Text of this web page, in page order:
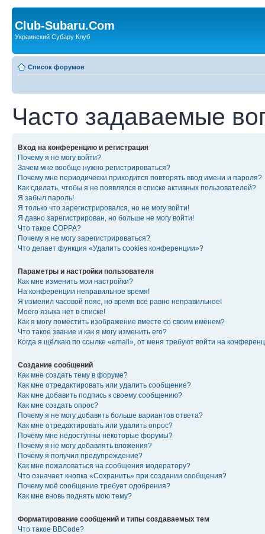
Club-Subaru.Com
Украинский Субару Клуб
Список форумов
Часто задаваемые
Вход на конференцию и регистрация
Почему я не могу войти?
Зачем мне вообще нужно регистрироваться?
Почему мне периодически приходится повторять ввод имени и пароля?
Как сделать, чтобы я не появлялся в списке активных пользователей?
Я забыл пароль!
Я только что зарегистрировался, но не могу войти!
Я давно зарегистрирован, но больше не могу войти!
Что такое COPPA?
Почему я не могу зарегистрироваться?
Что делает функция «Удалить cookies конференции»?
Параметры и настройки пользователя
Как мне изменить мои настройки?
На конференции неправильное время!
Я изменил часовой пояс, но время всё равно неправильное!
Моего языка нет в списке!
Как я могу поместить изображение вместе со своим именем?
Что такое звание и как я могу изменить его?
Когда я щёлкаю по ссылке «email», от меня требуют войти на
Создание сообщений
Как мне создать тему в форуме?
Как мне отредактировать или удалить сообщение?
Как мне добавить подпись к своему сообщению?
Как мне создать опрос?
Почему я не могу добавить больше вариантов ответа?
Как мне отредактировать или удалить опрос?
Почему мне недоступны некоторые форумы?
Почему я не могу добавлять вложения?
Почему я получил предупреждение?
Как мне пожаловаться на сообщения модератору?
Что означает кнопка «Сохранить» при создании сообщения?
Почему моё сообщение требует одобрения?
Как мне вновь поднять мою тему?
Форматирование сообщений и типы создаваемых тем
Что такое BBCode?